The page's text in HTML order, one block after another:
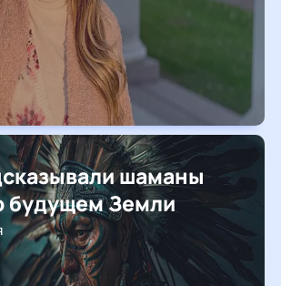
шаманы
будущем Земли